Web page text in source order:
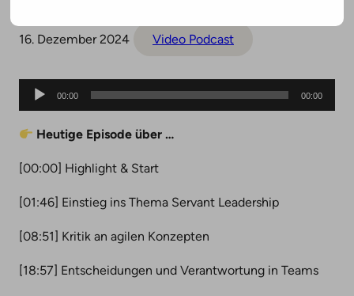
16. Dezember 2024 Video Podcast
Audio-
Player
00:00 00:00
Heutige Episode über …
[00:00] Highlight & Start
[01:46] Einstieg ins Thema Servant Leadership
[08:51] Kritik an agilen Konzepten
[18:57] Entscheidungen und Verantwortung in Teams